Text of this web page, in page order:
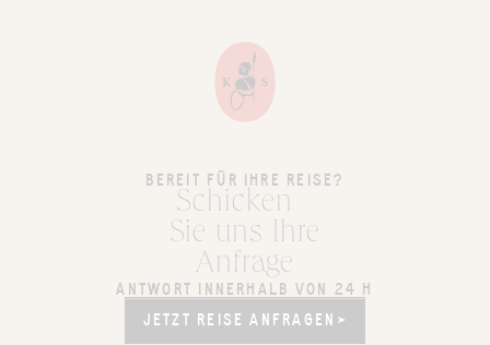
BEREIT FÜR IHRE REISE?
Schicken
Sie uns Ihre
Anfrage
ANTWORT INNERHALB VON 24 H
JETZT REISE ANFRAGEN
JETZT REISE ANFRAGEN